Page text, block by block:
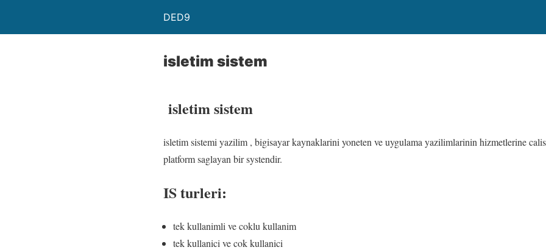
DED9
isletim sistem
isletim sistem
isletim sistemi yazilim , bigisayar kaynaklarini yoneten ve uygulama yazilimlarinin hizmetlerine
platform saglayan bir systendir.
IS turleri:
tek kullanimli ve coklu kullanim
tek kullanici ve cok kullanici